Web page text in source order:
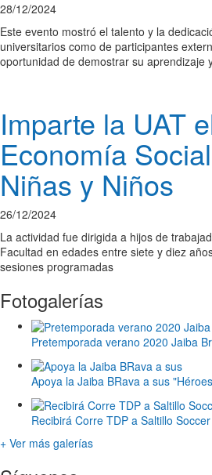
28/12/2024
Este evento mostró el talento y la
universitarios como de participantes
oportunidad de demostrar su aprendizaje
Imparte la UAT
Economía
Niñas y Niños
26/12/2024
La actividad fue dirigida a hijos de
Facultad en edades entre siete y diez
sesiones programadas
Fotogalerías
Pretemporada verano 2020 Jaiba
Apoya la Jaiba BRava a sus
Recibirá Corre TDP a Saltillo Soccer
+ Ver más galerías